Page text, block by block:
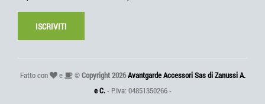
ISCRIVITI
Fatto con e ©Copyright 2026Avantgarde Accessori Sas di Zanussi A.
e C.- P.Iva: 04851350266 -